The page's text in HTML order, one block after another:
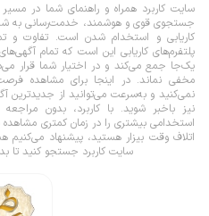
سایت کاربرد همراه و راهنمای شما در
جستجوی قوی و هوشمند، خدمت‌رسانی به شما
کاریابی و استخدام شدن است. تفاوت و
پلتفرم‌های کاریابی این است که تمام
یک‌‌جا جمع می‌کند و در اختیار شما قرار
مخفی نماند.در اینجا برای مشاهده
نمی‌کنید و به‌سرعت می‌توانید از جدیدترین
نیز باخبر شوید. با کاربرد، بدون
استخدامی بیشتری را در زمان کمتری
اتلاف وقت بیزار هستید، پیشنهاد
سایت کاربرد جستجو کنید تا